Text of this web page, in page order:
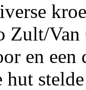
Zult/
en
hut